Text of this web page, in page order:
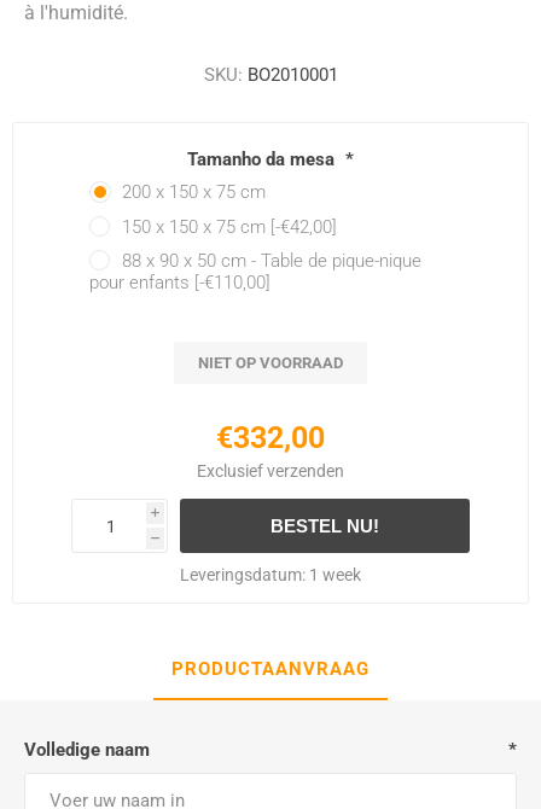
à l'humidité.
SKU: BO2010001
Tamanho da mesa *
200 x 150 x 75 cm
150 x 150 x 75 cm [-€42,00]
88 x 90 x 50 cm - Table de pique-nique
pour enfants [-€110,00]
NIET OP VOORRAAD
€332,00
Exclusiefverzenden
i
h
Leveringsdatum: 1 week
PRODUCTAANVRAAG
Volledige naam *